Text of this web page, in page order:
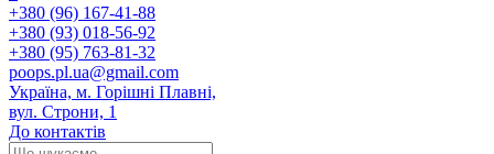
+380 (96) 167-41-88
+380 (93) 018-56-92
+380 (95) 763-81-32
poops.pl.ua@gmail.com
Україна, м. Горішні Плавні,
вул. Строни, 1
До контактів